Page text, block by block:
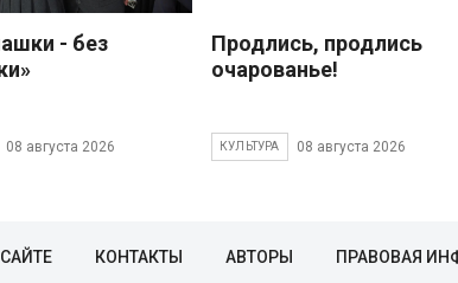
- без
08 августа 2026
Продлись, продлись
очарованье!
КУЛЬТУРА 08 августа 2026
КОНТАКТЫ АВТОРЫ ПРАВОВАЯ